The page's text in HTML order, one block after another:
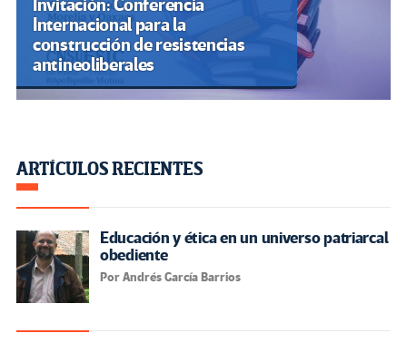
Invitación: Conferencia
Internacional para la
construcción de resistencias
antineoliberales
ARTÍCULOS RECIENTES
Educación y ética en un universo patriarcal
obediente
Por Andrés García Barrios